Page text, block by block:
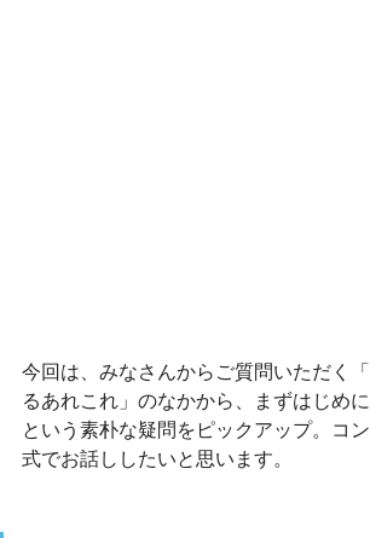
今回は、みなさんからご質問いただく
るあれこれ」のなかから、まずはじめ
という素朴な疑問をピックアップ。コ
式でお話ししたいと思います。